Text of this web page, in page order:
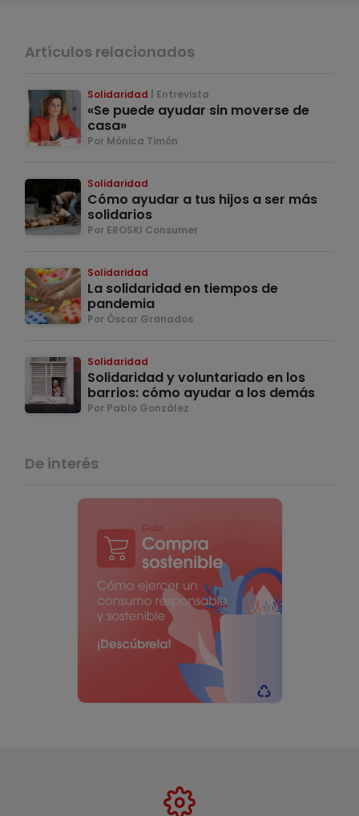
Artículos relacionados
Solidaridad Entrevista
«Se puede ayudar sin moverse de
casa»
Por Mónica Timón
Solidaridad
Cómo ayudar a tus hijos a ser más
solidarios
Por EROSKI Consumer
Solidaridad
La solidaridad en tiempos de
pandemia
Por Óscar Granados
Solidaridad
Solidaridad y voluntariado en los
barrios: cómo ayudar a los demás
Por Pablo González
De interés